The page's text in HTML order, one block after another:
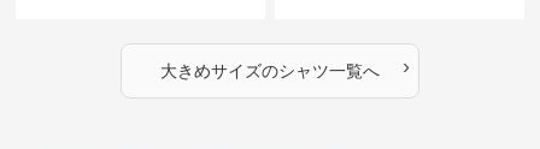
大きめサイズのシャツ一覧へ ›